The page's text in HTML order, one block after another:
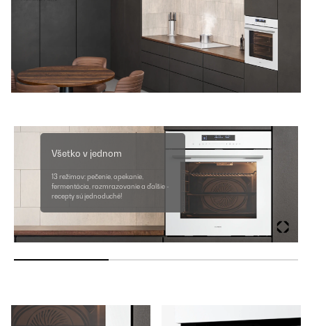
Všetko v jednom
13 režimov: pečenie, opekanie,
fermentácia, rozmrazovanie a ďalšie -
recepty sú jednoduché!